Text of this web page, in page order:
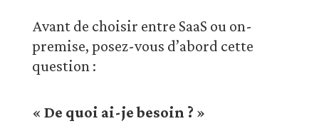
Avant de choisir entre SaaS ou on-
premise, posez-vous d’abord cette
question :
« De quoi ai-je besoin ? »